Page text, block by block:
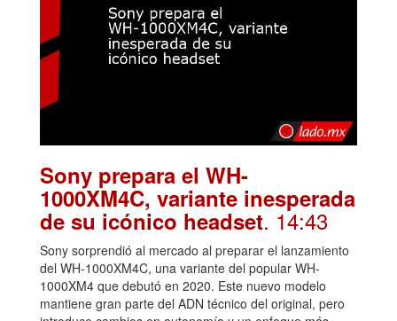
Sony prepara el WH-
1000XM4C, variante inesperada
de su icónico headset. 14:43
Sony sorprendió al mercado al preparar el lanzamiento
del WH-1000XM4C, una variante del popular WH-
1000XM4 que debutó en 2020. Este nuevo modelo
mantiene gran parte del ADN técnico del original, pero